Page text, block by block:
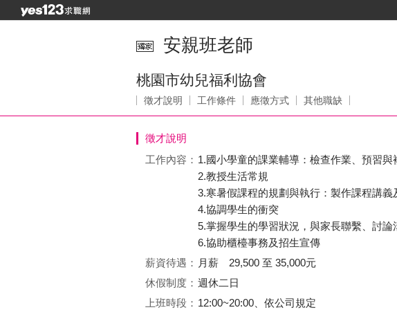
安親班老師
桃園市幼兒福利協會
徵才說明 工作條件 應徵方式 其他職缺
徵才說明
工作內容： 1.國小學童的課業輔導：檢查作業、預習
2.教授生活常規
3.寒暑假課程的規劃與執行：製作課程講義
4.協調學生的衝突
5.掌握學生的學習狀況，與家長聯繫、討論
6.協助櫃檯事務及招生宣傳
薪資待遇： 月薪 29,500 至 35,000元
休假制度： 週休二日
上班時段： 12:00~20:00、依公司規定